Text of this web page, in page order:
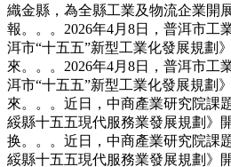
織金縣，為全縣工業及物流企業開
報。。。2026年4月8日，普洱市工
洱市“十五五”新型工業化發展規劃
來。。。2026年4月8日，普洱市工
洱市“十五五”新型工業化發展規劃
來。。。近日，中商產業研究院課
綏縣十五五現代服務業發展規劃》
换。。。近日，中商產業研究院課
綏縣十五五現代服務業發展規劃》